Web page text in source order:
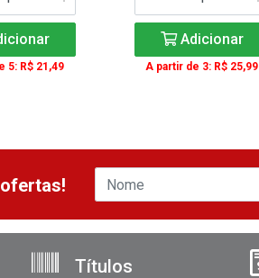
5: R$ 21,49
Adicionar
A partir de 3: R$ 25,99
Títulos